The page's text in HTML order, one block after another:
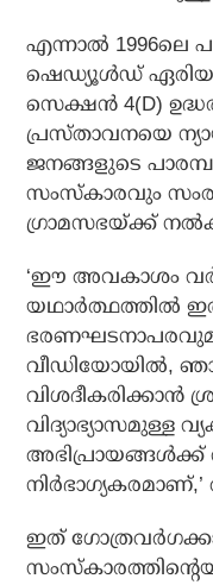
എന്നാല്‍ 1996ലെ
ഷെഡ്യൂള്‍ഡ്
സെക്ഷന്‍ 4(D)
പ്രസ്താവനയെ
ജനങ്ങളുടെ
സംസ്‌കാരവും
ഗ്രാമസഭയ്ക്ക്
‘ഈ അവകാശം
യഥാര്‍ത്ഥത്തില്‍
വീഡിയോയില്‍,
വിശദീകരിക്കാന്‍
വിദ്യാഭ്യാസമുള്ള
ഇത്